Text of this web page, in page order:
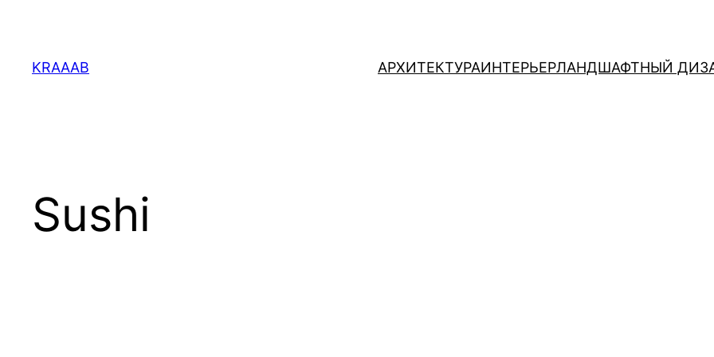
содержимому
KRAAAB АРХИТЕКТУРАИНТЕРЬЕРЛАНДШАФТНЫЙ
Sushi